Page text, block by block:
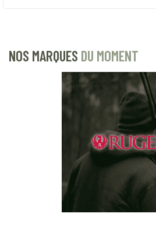
NOS MARQUES DU MOMENT